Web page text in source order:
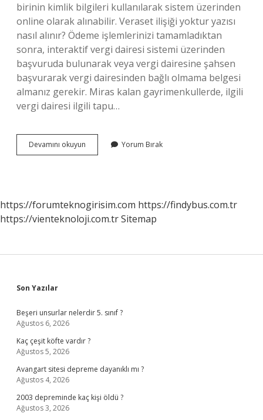
birinin kimlik bilgileri kullanılarak sistem üzerinden
online olarak alınabilir. Veraset ilişiği yoktur yazısı
nasıl alınır? Ödeme işlemlerinizi tamamladıktan
sonra, interaktif vergi dairesi sistemi üzerinden
başvuruda bulunarak veya vergi dairesine şahsen
başvurarak vergi dairesinden bağlı olmama belgesi
almanız gerekir. Miras kalan gayrimenkullerde, ilgili
vergi dairesi ilgili tapu…
Devamını okuyun
Biri
Nasıl
Alınır
Yorum Bırak
https://forumteknogirisim.com https://findybus.com.tr
https://vienteknoloji.com.trSitemap
Sidebar
Son Yazılar
Beşeri unsurlar nelerdir 5. sınıf ?
Ağustos 6, 2026
Kaç çeşit köfte vardır ?
Ağustos 5, 2026
Avangart sitesi depreme dayanıklı mı ?
Ağustos 4, 2026
2003 depreminde kaç kişi öldü ?
Ağustos 3, 2026